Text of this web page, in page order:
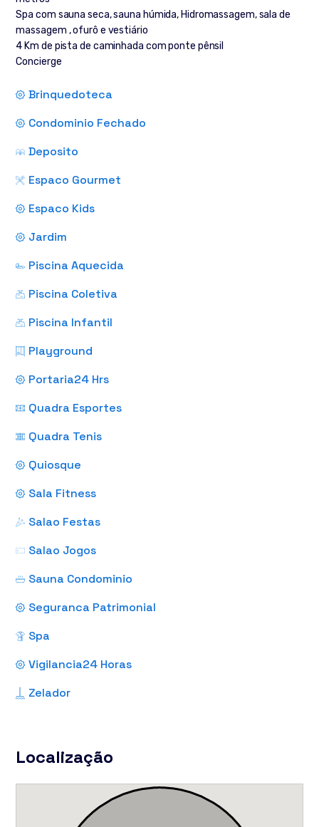
Spa com sauna seca, sauna húmida, Hidromassagem, sala de
massagem , ofurô e vestiário
4 Km de pista de caminhada com ponte pênsil
Concierge
Brinquedoteca
Condominio Fechado
Deposito
Espaco Gourmet
Espaco Kids
Jardim
Piscina Aquecida
Piscina Coletiva
Piscina Infantil
Playground
Portaria24 Hrs
Quadra Esportes
Quadra Tenis
Quiosque
Sala Fitness
Salao Festas
Salao Jogos
Sauna Condominio
Seguranca Patrimonial
Spa
Vigilancia24 Horas
Zelador
Localização